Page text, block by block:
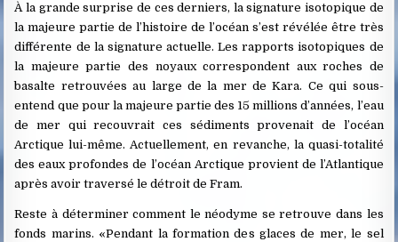
À la grande surprise de ces derniers, la signature isotopique de
la majeure partie de l’histoire de l’océan s’est révélée être très
différente de la signature actuelle. Les rapports isotopiques de
la majeure partie des noyaux correspondent aux roches de
basalte retrouvées au large de la mer de Kara. Ce qui sous-
entend que pour la majeure partie des 15 millions d’années, l’eau
de mer qui recouvrait ces sédiments provenait de l’océan
Arctique lui-même. Actuellement, en revanche, la quasi-totalité
des eaux profondes de l’océan Arctique provient de l’Atlantique
après avoir traversé le détroit de Fram.
Reste à déterminer comment le néodyme se retrouve dans les
fonds marins. «Pendant la formation des glaces de mer, le sel